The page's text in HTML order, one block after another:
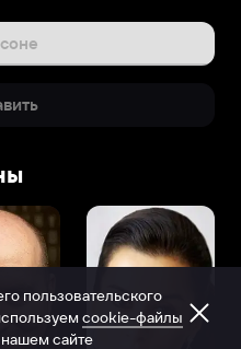
пользовательского
cookie-файлы
нашем сайте